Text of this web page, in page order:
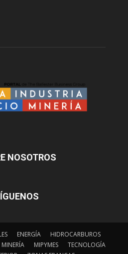
NOSOTROS
ENERGÍA
HIDROCARBUROS
MINERÍA MIPYMES
TECNOLOGÍA